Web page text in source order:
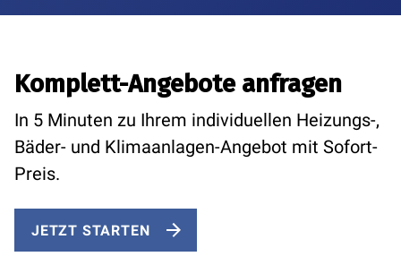
Komplett-Angebote anfragen
In 5 Minuten zu Ihrem individuellen Heizungs-,
Bäder- und Klimaanlagen-Angebot mit Sofort-
Preis.
JETZT STARTEN